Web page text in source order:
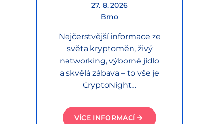
27. 8. 2026
Brno
Nejčerstvější informace ze
světa kryptoměn, živý
networking, výborné jídlo
a skvělá zábava – to vše je
CryptoNight…
VÍCE INFORMACÍ